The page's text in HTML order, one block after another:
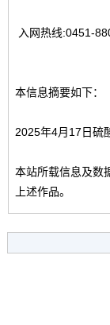
入网热线:0451-
本信息摘要如下：
2025年4月17日硫
本站所载信息及数
上述作品。